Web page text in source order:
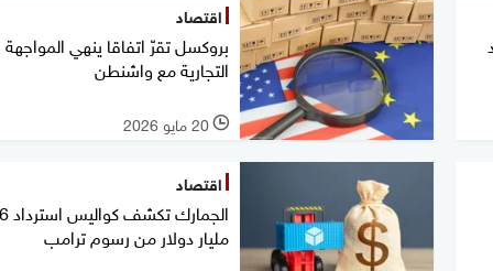
اقتصاد
بروكسل تقرّ اتفاقا ينهي المواجهة
التجارية مع واشنطن
l 20 مايو 2026
اقتصاد
مليار دولار من رسوم ترامب